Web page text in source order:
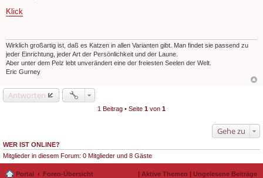
e
i
g
Klick
Wirklich großartig ist, daß es Katzen in allen Varianten gibt. Man findet sie passend zu
jeder Einrichtung, jeder Art der Persönlichkeit und der Laune.
Aber unter dem Pelz lebt unverändert eine der freiesten Seelen der Welt.
Eric Gurney
Antworten
1 Beitrag • Seite 1 von 1
Gehe zu
WER IST ONLINE?
Mitglieder in diesem Forum: 0 Mitglieder und 8 Gäste
Portal Foren-Übersicht | Aktive Themen | Ungelesene Beiträge